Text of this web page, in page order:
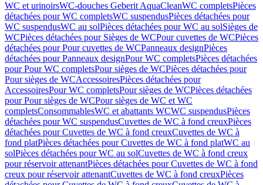
WC et urinoirsWC-douches Geberit AquaCleanWC completsPièces
détachées pour WC completsWC suspendusPièces détachées pour
WC suspendusWC au solPièces détachées pour WC au solSièges de
WCPièces détachées pour Sièges de WCPour cuvettes de WCPièces
détachées pour Pour cuvettes de WCPanneaux designPièces
détachées pour Panneaux designPour WC completsPièces détachées
pour Pour WC completsPour sièges de WCPièces détachées pour
Pour sièges de WCAccessoiresPièces détachées pour
AccessoiresPour WC completsPour sièges de WCPièces détachées
pour Pour sièges de WCPour sièges de WC et WC
completsConsommablesWC et abattants WCWC suspendusPièces
détachées pour WC suspendusCuvettes de WC à fond creuxPièces
détachées pour Cuvettes de WC à fond creuxCuvettes de WC à
fond platPièces détachées pour Cuvettes de WC à fond platWC au
solPièces détachées pour WC au solCuvettes de WC à fond creux
pour réservoir attenantPièces détachées pour Cuvettes de WC à fond
creux pour réservoir attenantCuvettes de WC à fond creuxPièces